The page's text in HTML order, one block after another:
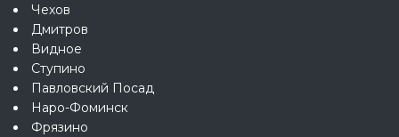
Чехов
Дмитров
Видное
Ступино
Павловский Посад
Наро-Фоминск
Фрязино